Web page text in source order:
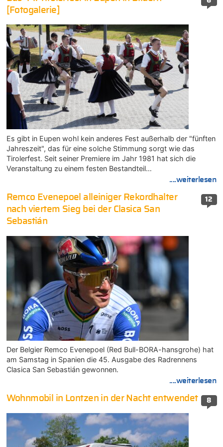
[Fotogalerie]
Es gibt in Eupen wohl kein anderes Fest außerhalb der "fünften
Jahreszeit", das für eine solche Stimmung sorgt wie das
Tirolerfest. Seit seiner Premiere im Jahr 1981 hat sich die
Veranstaltung zu einem festen Bestandteil…
....weiterlesen
12
Remco Evenepoel alleiniger Rekordhalter
nach viertem Sieg bei der Clasica San
Sebastián
Der Belgier Remco Evenepoel (Red Bull-BORA-hansgrohe) hat
am Samstag in Spanien die 45. Ausgabe des Radrennens
Clasica San Sebastián gewonnen.
....weiterlesen
8
Wohnmobil in Lontzen in der Nacht entwendet